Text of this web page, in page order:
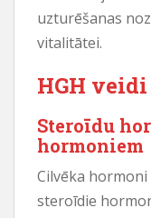
uzturēšanas
vitalitātei.
HGH
Steroīdu
hormoniem
Cilvēka
steroīdie